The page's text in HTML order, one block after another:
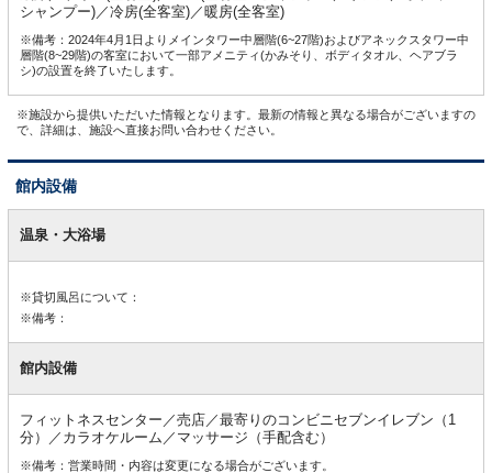
シャンプー)／冷房(全客室)／暖房(全客室)
※備考：2024年4月1日よりメインタワー中層階(6~27階)およびアネックスタワー中
層階(8~29階)の客室において一部アメニティ(かみそり、ボディタオル、ヘアブラ
シ)の設置を終了いたします。
※施設から提供いただいた情報となります。最新の情報と異なる場合がございますの
で、詳細は、施設へ直接お問い合わせください。
館内設備
内温泉・大浴場
※貸切風呂について：
※備考：
館内設備
フィットネスセンター／売店／最寄りのコンビニセブンイレブン（1
分）／カラオケルーム／マッサージ（手配含む）
※備考：営業時間・内容は変更になる場合がございます。